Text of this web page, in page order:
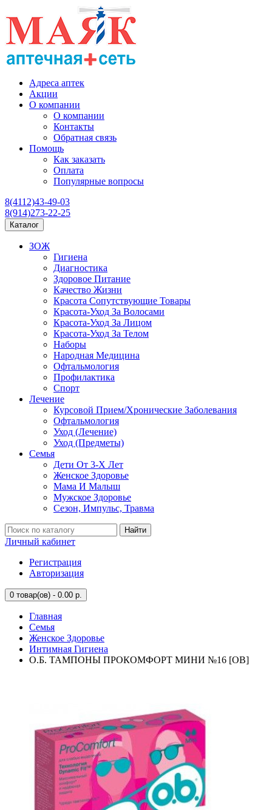
Адреса аптек
Акции
О компании
О компании
Контакты
Обратная связь
Помощь
Как заказать
Оплата
Популярные вопросы
8(4112)43-49-03
8(914)273-22-25
Каталог
ЗОЖ
Гигиена
Диагностика
Здоровое Питание
Качество Жизни
Красота Сопутствующие Товары
Красота-Уход За Волосами
Красота-Уход За Лицом
Красота-Уход За Телом
Наборы
Народная Медицина
Офтальмология
Профилактика
Спорт
Лечение
Курсовой Прием/Хронические Заболевания
Офтальмология
Уход (Лечение)
Уход (Предметы)
Семья
Дети От 3-Х Лет
Женское Здоровье
Мама И Малыш
Мужское Здоровье
Сезон, Импульс, Травма
Найти
Личный кабинет
Регистрация
Авторизация
0 товар(ов) - 0.00 р.
Главная
Семья
Женское Здоровье
Интимная Гигиена
О.Б. ТАМПОНЫ ПРОКОМФОРТ МИНИ №16 [OB]